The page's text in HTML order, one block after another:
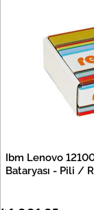
Ibm Lenovo
Bataryası - Pili /